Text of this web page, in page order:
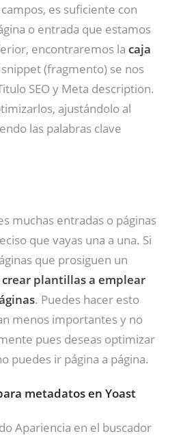
es suficiente con
o entrada que estamos
encontraremos la caja
snippet (fragmento) se nos
SEO y Meta description.
ajustándolo al
las palabras clave
muchas entradas o páginas
que vayas una a una. Si
que prosiguen un
plantillas a emplear
. Puedes hacer esto
menos importantes y no
pues deseas optimizar
puedes ir página a página.
metadatos en Yoast
Apariencia en el buscador